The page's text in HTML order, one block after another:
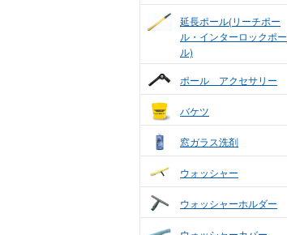
延長ポール(リーチポー
ル・インターロックポー
ル)
ポール アクセサリー
バケツ
窓ガラス洗剤
ウォッシャー
ウォッシャーホルダー